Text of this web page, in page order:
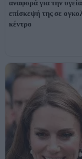
αναφορά για την
επίσκεψή της σε
κέντρο